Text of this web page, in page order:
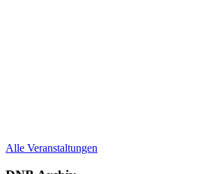
Alle Veranstaltungen